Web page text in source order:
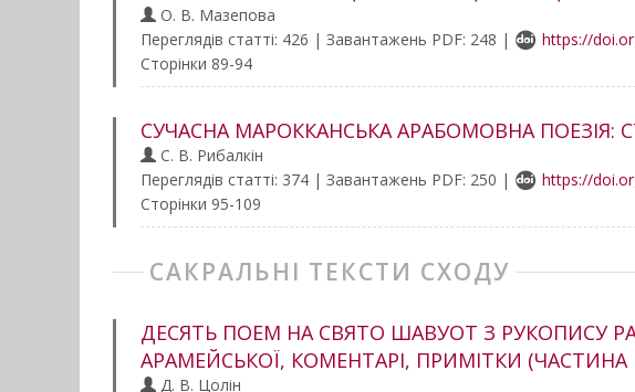
О. В. Мазепова
Переглядів статті: 426 | Завантажень PDF: 248 |
https://
Сторінки 89-94
СУЧАСНА МАРОККАНСЬКА АРАБОМОВНА ПОЕЗІЯ:
С. В. Рибалкін
Переглядів статті: 374 | Завантажень PDF: 250 |
https://
Сторінки 95-109
САКРАЛЬНІ ТЕКСТИ СХОДУ
ДЕСЯТЬ ПОЕМ НА СВЯТО ШАВУОТ З РУКОПИСУ
АРАМЕЙСЬКОЇ, КОМЕНТАРІ, ПРИМІТКИ (ЧАСТИНА
Д. В. Цолін